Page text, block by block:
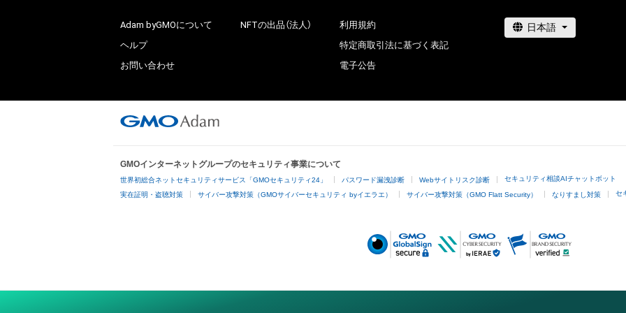
Adam byGMOについて
ヘルプ
お問い合わせ
NFTの出品（法人）
利用規約
特定商取引法に基づく表記
電子公告
GMOインターネットグループのセキュリティ事業について
世界初総合ネットセキュリティサービス「GMOセキュリティ24」 パスワード漏洩診断 Webサイトリスク診断 セキュリティ相談AIチャットボット
実在証明・盗聴対策 サイバー攻撃対策（GMOサイバーセキュリティ byイエラエ） サイバー攻撃対策（GMO Flatt Security） なりすまし対策 セ